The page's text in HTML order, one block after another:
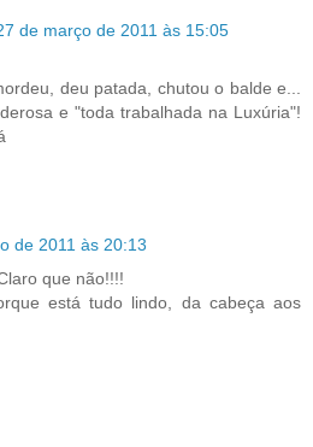
de março de 2011 às 15:05
deu patada, chutou o balde e...
e "toda trabalhada na Luxúria"!
de 2011 às 20:13
que não!!!!
está tudo lindo, da cabeça aos